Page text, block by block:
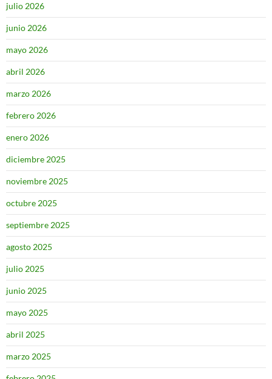
julio 2026
junio 2026
mayo 2026
abril 2026
marzo 2026
febrero 2026
enero 2026
diciembre 2025
noviembre 2025
octubre 2025
septiembre 2025
agosto 2025
julio 2025
junio 2025
mayo 2025
abril 2025
marzo 2025